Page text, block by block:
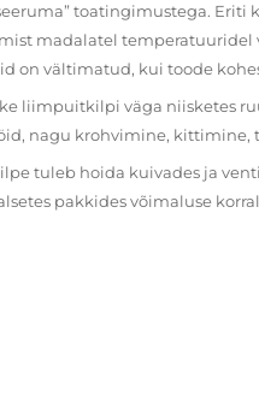
toatingimustega. Eriti
madalatel temperatuuridel
on vältimatud, kui toode
liimpuitkilpi väga niisketes
nagu krohvimine, kittimine,
tuleb hoida kuivades ja
pakkides võimaluse